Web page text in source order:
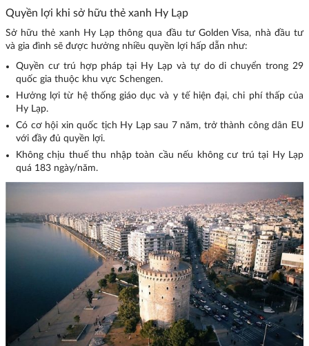
Quyền lợi khi sở hữu thẻ xanh Hy Lạp
Sở hữu thẻ xanh Hy Lạp thông qua đầu tư Golden Visa, nhà đầu tư
và gia đình sẽ được hưởng nhiều quyền lợi hấp dẫn như:
Quyền cư trú hợp pháp tại Hy Lạp và tự do di chuyển trong 29
quốc gia thuộc khu vực Schengen.
Hưởng lợi từ hệ thống giáo dục và y tế hiện đại, chi phí thấp của
Hy Lạp.
Có cơ hội xin quốc tịch Hy Lạp sau 7 năm, trở thành công dân EU
với đầy đủ quyền lợi.
Không chịu thuế thu nhập toàn cầu nếu không cư trú tại Hy Lạp
quá 183 ngày/năm.